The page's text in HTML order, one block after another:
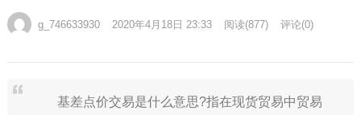
g_746633930 2020年4月18日 23:33 阅读(877) 评论(0)
基差点价交易是什么意思?指在现货贸易中贸易